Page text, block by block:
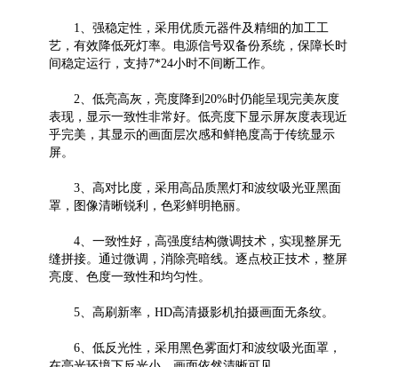
1、强稳定性，采用优质元器件及精细的加工工
艺，有效降低死灯率。电源信号双备份系统，保障长时
间稳定运行，支持7*24小时不间断工作。
2、低亮高灰，亮度降到20%时仍能呈现完美灰度
表现，显示一致性非常好。低亮度下显示屏灰度表现近
乎完美，其显示的画面层次感和鲜艳度高于传统显示
屏。
3、高对比度，采用高品质黑灯和波纹吸光亚黑面
罩，图像清晰锐利，色彩鲜明艳丽。
4、一致性好，高强度结构微调技术，实现整屏无
缝拼接。通过微调，消除亮暗线。逐点校正技术，整屏
亮度、色度一致性和均匀性。
5、高刷新率，HD高清摄影机拍摄画面无条纹。
6、低反光性，采用黑色雾面灯和波纹吸光面罩，